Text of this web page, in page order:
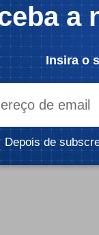
a
Insira o
Depois de